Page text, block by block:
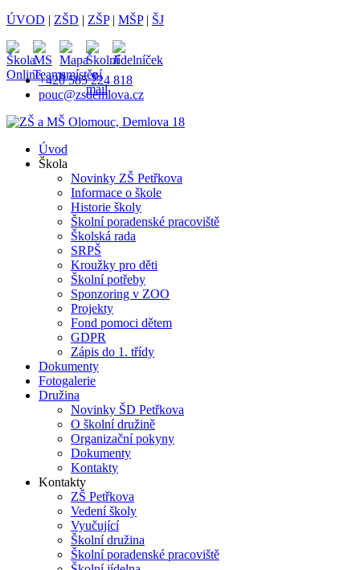
ÚVOD | ZŠD | ZŠP| MŠP| ŠJ
+420 585 224 818
pouc@zsdemlova.cz
Úvod
Škola
Novinky ZŠ Petřkova
Informace o škole
Historie školy
Školní poradenské pracoviště
Školská rada
SRPŠ
Kroužky pro děti
Školní potřeby
Sponzoring v ZOO
Projekty
Fond pomoci dětem
GDPR
Zápis do 1. třídy
Dokumenty
Fotogalerie
Družina
Novinky ŠD Petřkova
O školní družině
Organizační pokyny
Dokumenty
Kontakty
Kontakty
ZŠ Petřkova
Vedení školy
Vyučující
Školní družina
Školní poradenské pracoviště